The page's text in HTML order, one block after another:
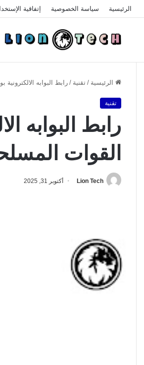
الرئيسية سياسة الخصوصية إتفاقية
الرئيسية / تقنية / رابط البوابه
تقنية
رابط البوابه
القوات المسلحة
Lion Tech أكتوبر 31, 2025